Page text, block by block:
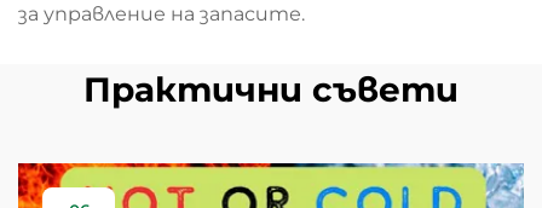
за управление на запасите.
Практични съвети